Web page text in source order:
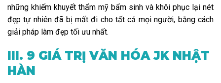
những khiếm khuyết thẩm mỹ bẩm sinh và khôi phục lại nét
đẹp tự nhiên đã bị mất đi cho tất cả mọi người, bằng cách
giải pháp làm đẹp tối ưu nhất.
III. 9 GIÁ TRỊ VĂN HÓA JK NHẬT
HÀN